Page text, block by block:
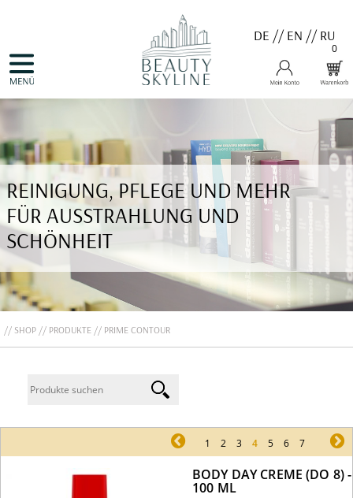
DE //EN //RU
0
NAVIGATION
VALMONT
MENARD
MEDER
COSNOBELL
PROBIO DERM・INFO
BELLEFONTAINE
DERMALOGICA
EVA GARDEN
APHRO CELINA
ANGEBOTE
REINIGUNG, PFLEGE UND MEHR
FÜR AUSSTRAHLUNG UND
SCHÖNHEIT
SHOP PRODUKTE PRIME CONTOUR
pr 1 2 3 4 5 6 7
BODY DAY CREME (DO 8) -
100 ML